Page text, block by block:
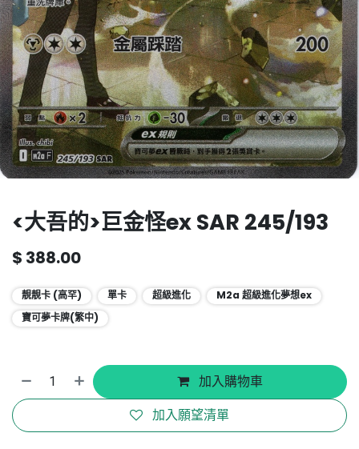
<大吾的>巨金怪ex SAR 245/193
$ 388.00
靚靚卡 (高罕) 單卡 超級進化
M2a 超級進化夢想ex
寶可夢卡牌(繁中)
加入購物車
加入願望清單